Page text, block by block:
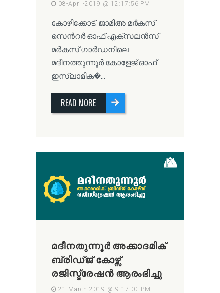
08-April-2019 @ 12:17:56 PM
കോഴിക്കോട്: ജാമിഅ മർകസ്
സെൻറർ ഓഫ് എക്സലൻസ്
മർകസ് ഗാർഡനിലെ
മദീനത്തുന്നൂർ കോളേജ് ഓഫ്
ഇസ്ലാമിക�...
READ MORE
മദീനതുന്നൂർ അക്കാദമിക്
ബ്രിഡ്ജ് കോഴ്സ്
രജിസ്ട്രേഷൻ ആരംഭിച്ചു
21-March-2019 @ 9:17:00 PM